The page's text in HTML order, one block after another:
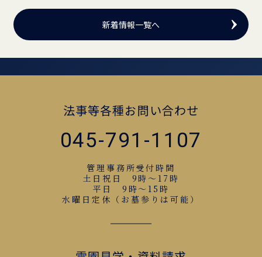
新着情報一覧へ
法事等各種お問い合わせ
045-791-1107
管理事務所受付時間
土日祝日 9時～17時
平日 9時～15時
水曜日定休（お墓参りは可能）